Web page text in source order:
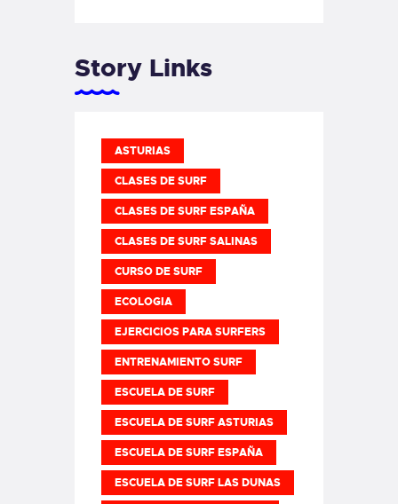
Story Links
ASTURIAS
CLASES DE SURF
CLASES DE SURF ESPAÑA
CLASES DE SURF SALINAS
CURSO DE SURF
ECOLOGIA
EJERCICIOS PARA SURFERS
ENTRENAMIENTO SURF
ESCUELA DE SURF
ESCUELA DE SURF ASTURIAS
ESCUELA DE SURF ESPAÑA
ESCUELA DE SURF LAS DUNAS